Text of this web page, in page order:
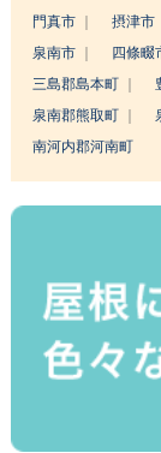
門真市
摂津市
泉南市
四條畷
三島郡島本町
泉南郡熊取町
南河内郡河南町